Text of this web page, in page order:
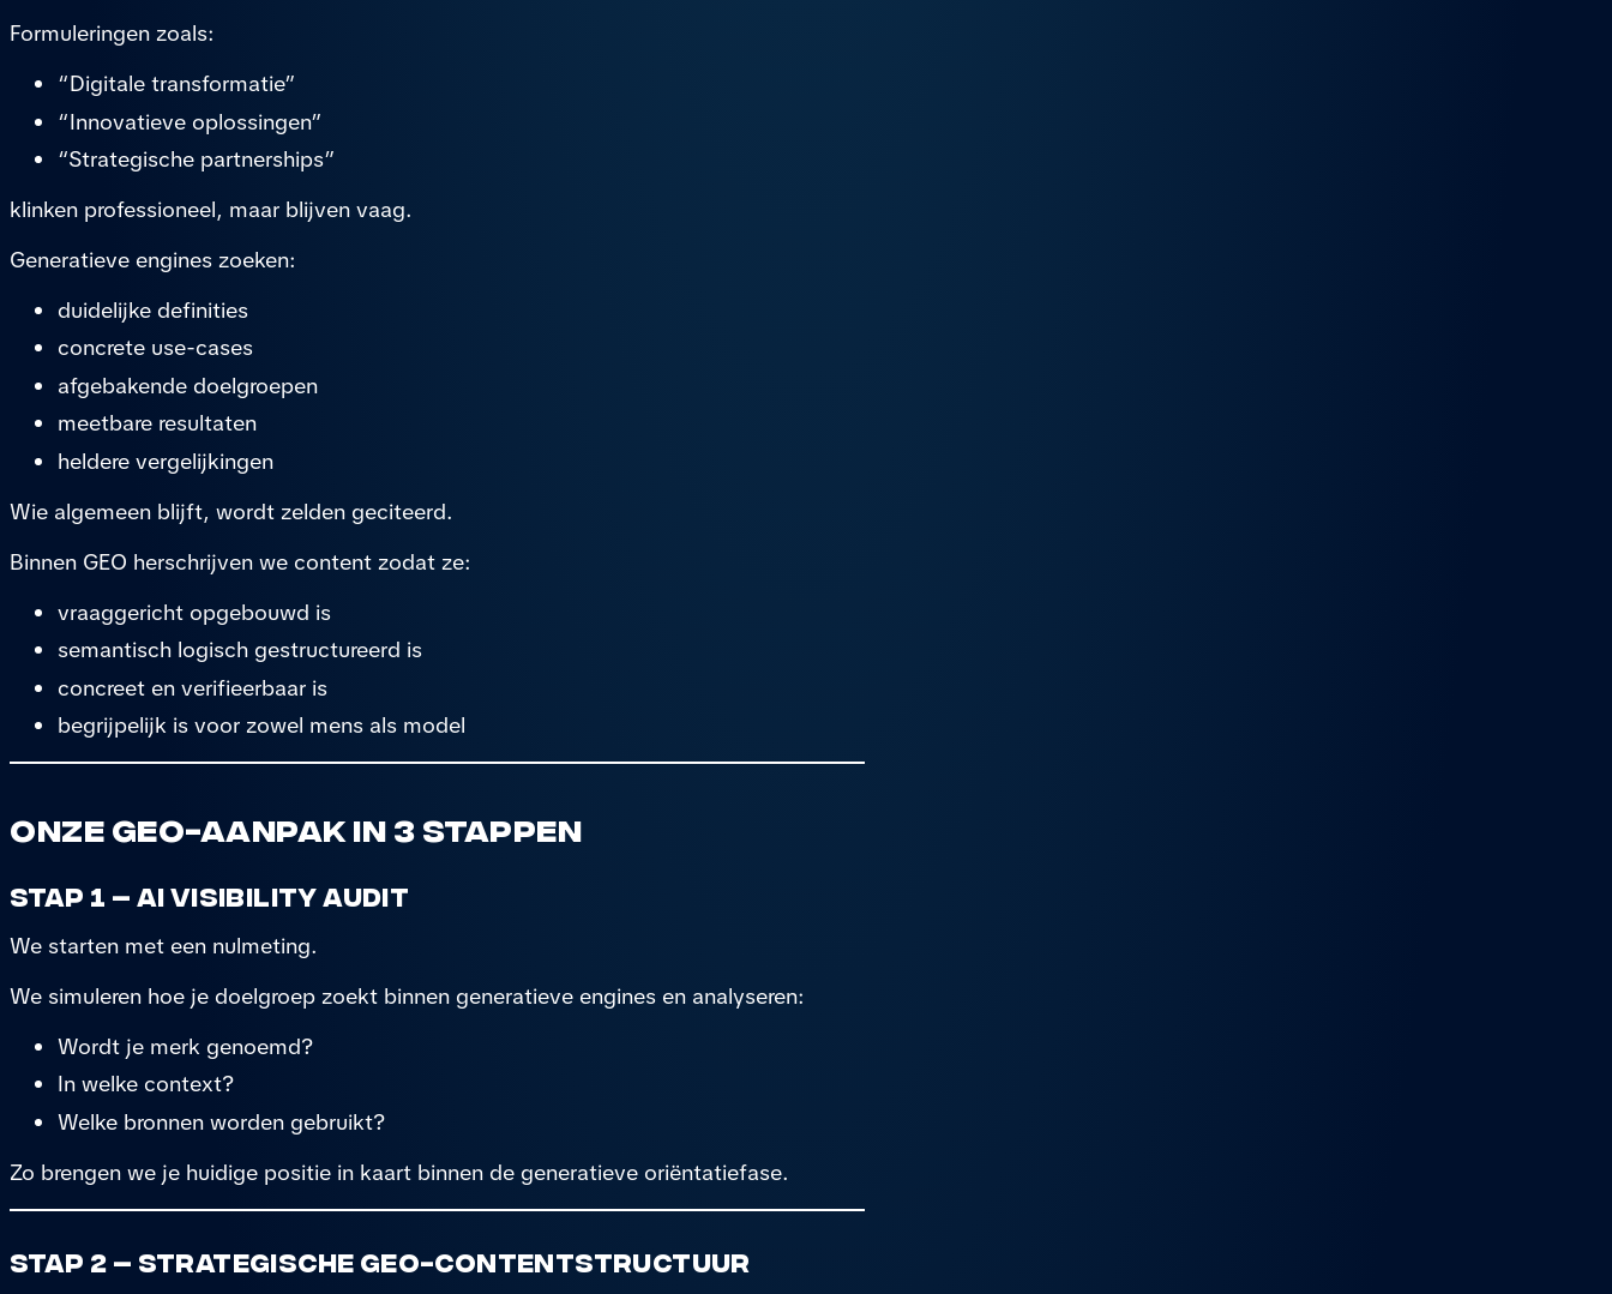
Formuleringen zoals:
“Digitale transformatie”
“Innovatieve oplossingen”
“Strategische partnerships”
klinken professioneel, maar blijven vaag.
Generatieve engines zoeken:
duidelijke definities
concrete use-cases
afgebakende doelgroepen
meetbare resultaten
heldere vergelijkingen
Wie algemeen blijft, wordt zelden geciteerd.
Binnen GEO herschrijven we content zodat ze:
vraaggericht opgebouwd is
semantisch logisch gestructureerd is
concreet en verifieerbaar is
begrijpelijk is voor zowel mens als model
Onze GEO-aanpak in 3 stappen
Stap 1 – AI Visibility Audit
We starten met een nulmeting.
We simuleren hoe je doelgroep zoekt binnen generatieve engines en analyseren:
Wordt je merk genoemd?
In welke context?
Welke bronnen worden gebruikt?
Zo brengen we je huidige positie in kaart binnen de generatieve oriëntatiefase.
Stap 2 – Strategische GEO-contentstructuur